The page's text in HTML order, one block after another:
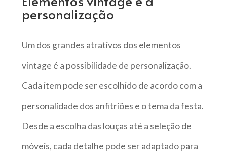
personalização
Um dos grandes atrativos dos elementos
vintage é a possibilidade de personalização.
Cada item pode ser escolhido de acordo com a
personalidade dos anfitriões e o tema da festa.
Desde a escolha das louças até a seleção de
móveis, cada detalhe pode ser adaptado para